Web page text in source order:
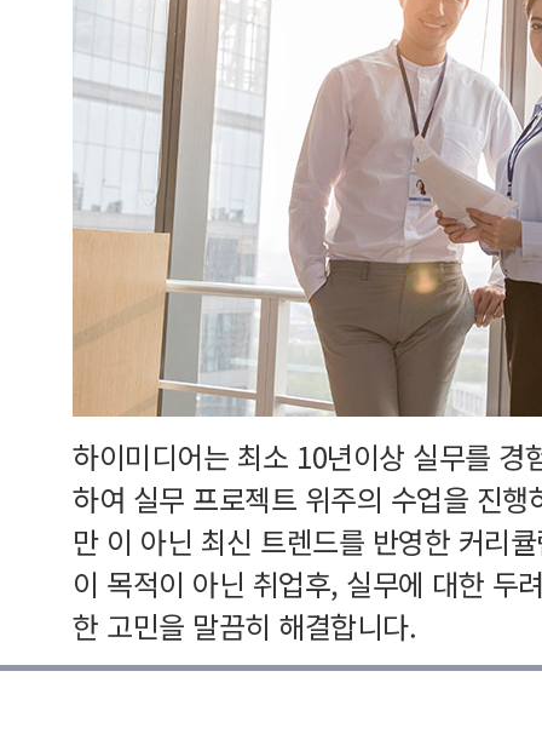
하이미디어는 최소 10년이상 실무를 경
하여 실무 프로젝트 위주의 수업을 진
만 이 아닌 최신 트렌드를 반영한 커리
이 목적이 아닌 취업후, 실무에 대한 두
한 고민을 말끔히 해결합니다.